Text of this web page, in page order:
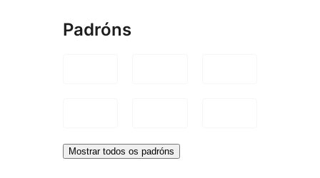
Padróns
Mostrar todos os padróns